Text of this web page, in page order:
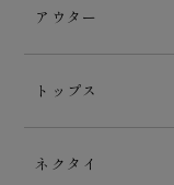
アウター
トップス
ネクタイ